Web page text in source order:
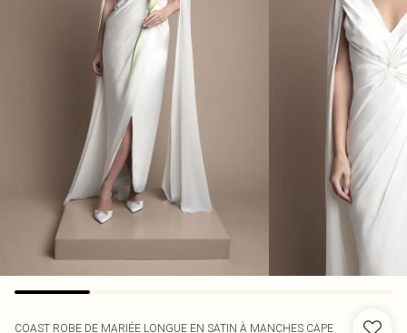
COAST ROBE DE MARIÉE LONGUE EN SATIN À MANCHES CAPE